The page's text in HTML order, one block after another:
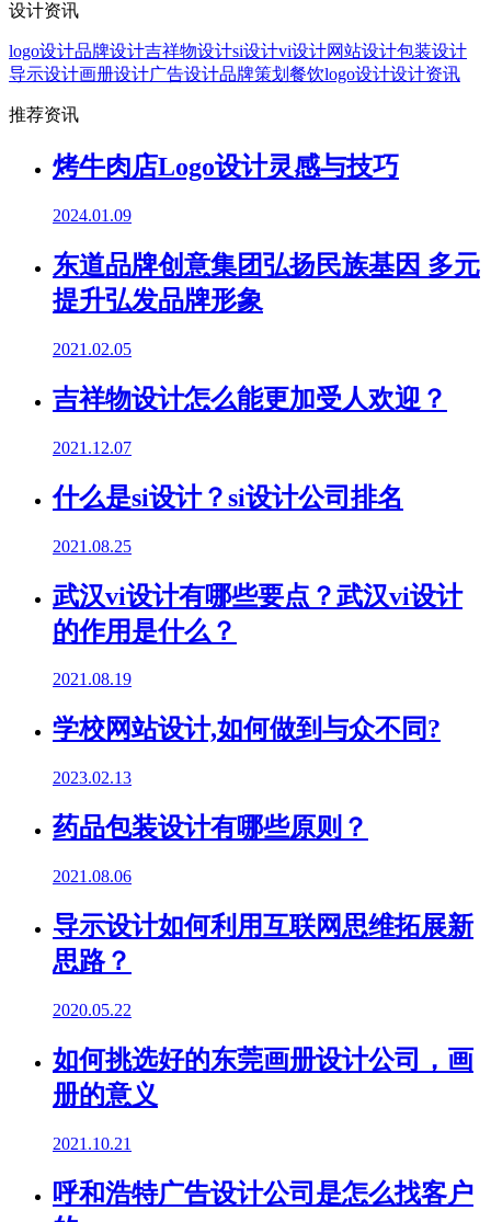
设计资讯
logo设计品牌设计吉祥物设计si设计vi设计网站设计包装设计
导示设计画册设计广告设计品牌策划 餐饮logo设计设计资讯
推荐资讯
烤牛肉店Logo设计灵感与技巧
2024.01.09
东道品牌创意集团弘扬民族基因 多元
提升弘发品牌形象
2021.02.05
吉祥物设计怎么能更加受人欢迎？
2021.12.07
什么是si设计？si设计公司排名
2021.08.25
武汉vi设计有哪些要点？武汉vi设计
的作用是什么？
2021.08.19
学校网站设计,如何做到与众不同?
2023.02.13
药品包装设计有哪些原则？
2021.08.06
导示设计如何利用互联网思维拓展新
思路？
2020.05.22
如何挑选好的东莞画册设计公司，画
册的意义
2021.10.21
呼和浩特广告设计公司是怎么找客户